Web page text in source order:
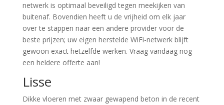
netwerk is optimaal beveiligd tegen meekijken van
buitenaf. Bovendien heeft u de vrijheid om elk jaar
over te stappen naar een andere provider voor de
beste prijzen; uw eigen herstelde WiFi-netwerk blijft
gewoon exact hetzelfde werken. Vraag vandaag nog
een heldere offerte aan!
Lisse
Dikke vloeren met zwaar gewapend beton in de recent